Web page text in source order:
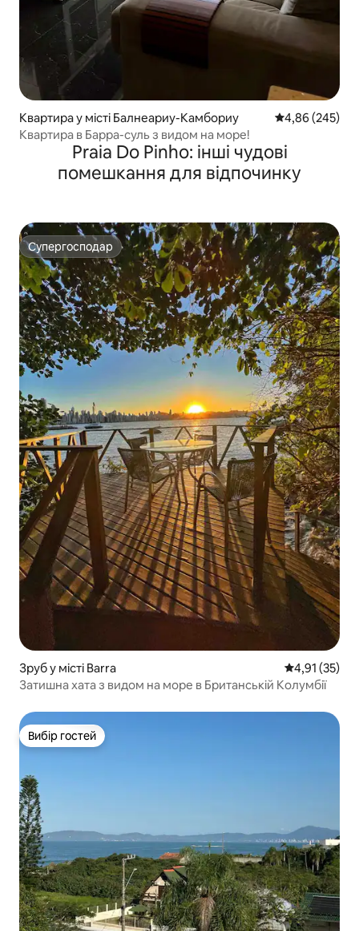
Квартира у місті Балнеариу-Камбориу Середня
4,86 (245)
Квартира в Барра-суль з видом на море!
Praia Do Pinho: інші чудові
помешкання для відпочинку
Супергосподар
Супергосподар
Зруб у місті Barra Середня
4,91 (35)
Затишна хата з видом на море в Британській Колумбії
Вибір гостей
Вибір гостей